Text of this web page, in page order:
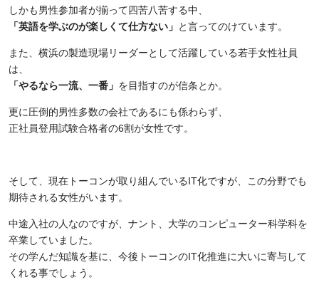
しかも男性参加者が揃って四苦八苦する中、
「英語を学ぶのが楽しくて仕方ない」 と言ってのけています。
また、横浜の製造現場リーダーとして活躍している若手女性社員
は、
「やるなら一流、一番」 を目指すのが信条とか。
更に圧倒的男性多数の会社であるにも係わらず、
正社員登用試験合格者の6割が女性です。
そして、現在トーコンが取り組んでいるIT化ですが、この分野でも
期待される女性がいます。
中途入社の人なのですが、ナント、大学のコンピューター科学科を
卒業していました。
その学んだ知識を基に、今後トーコンのIT化推進に大いに寄与して
くれる事でしょう。